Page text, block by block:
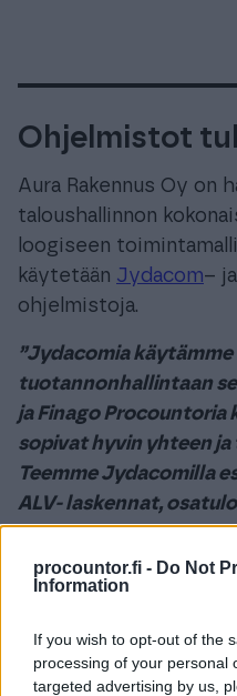
procountor.fi - Do Not
Information
If you wish to opt-out of the
processing of your personal
targeted advertising by us,
Ohjelmistot
Aura Rakennus Oy on
taloushallinnon
loogiseen
käytetään Jydacom– ja
ohjelmistoja.
”Jydacomia käytämme
tuotannonhallintaan
ja Finago
sopivat hyvin yhteen
Teemme Jydacomilla
ALV- laskennat,
maksuerien ja
siirtyvät vaivatta
tilikauden
konserniyhdistely ja